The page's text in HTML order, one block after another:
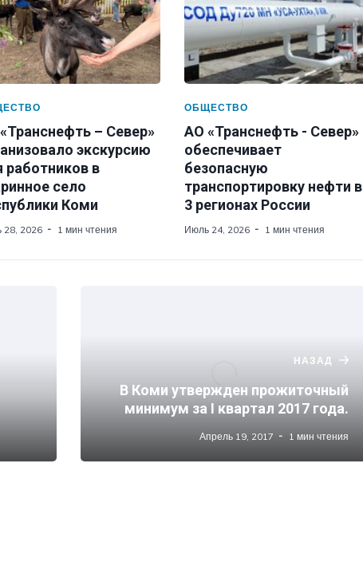
– Север»
экскурсию
работников в
село
Коми
28, 2026 1 мин чтения
ОБЩЕСТВО
АО «Транснефть - Север»
обеспечивает
безопасную
транспортировку нефти в
3 регионах России
Июль 24, 2026 1 мин чтения
НАЗАД
В Коми утвержден прожиточный
минимум за I квартал 2017 года.
Апрель 19, 2017 1 мин чтения